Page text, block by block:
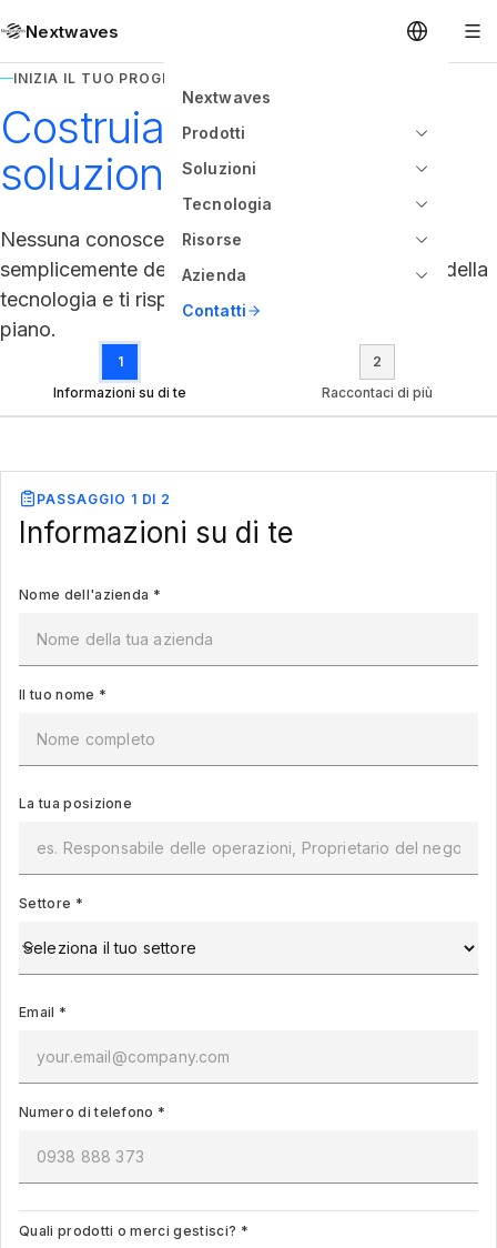
Nextwaves
Nextwaves
Prodotti
Soluzioni
Tecnologia
Risorse
Azienda
Contatti
INIZIA IL TUO PROGETTO
Costruiamo la tua
soluzione
Nessuna conoscenza tecnica necessaria. Dicci
semplicemente della tua attività. Ci occuperemo della
tecnologia e ti risponderemo entro 48 ore con un
piano.
1
Informazioni su di te
2
Raccontaci di più
PASSAGGIO 1 DI 2
Informazioni su di te
Nome dell'azienda *
Il tuo nome *
La tua posizione
Settore *
Email *
Numero di telefono *
Quali prodotti o merci gestisci? *